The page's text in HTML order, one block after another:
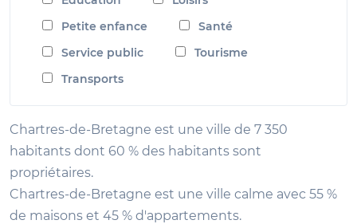
Petite enfance
Santé
Service public
Tourisme
Transports
Chartres-de-Bretagne est une ville de 7 350
habitants dont 60 % des habitants sont
propriétaires.
Chartres-de-Bretagne est une ville calme avec 55 %
de maisons et 45 % d'appartements.